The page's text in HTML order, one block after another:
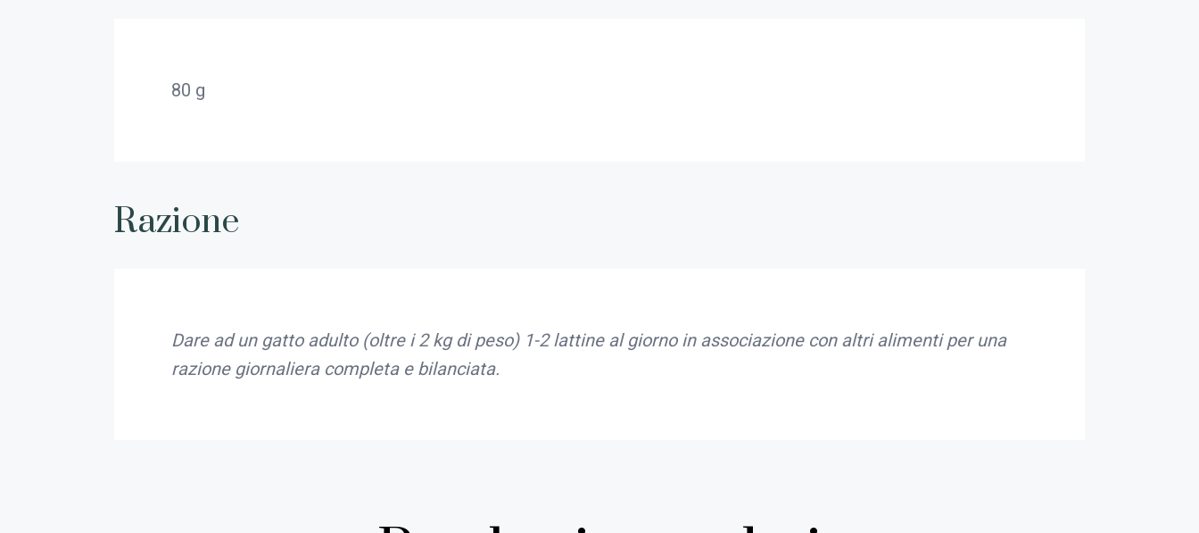
80 g
Razione
Dare ad un gatto adulto (oltre i 2 kg di peso) 1-2 lattine al giorno in associazione con altri alimenti per una
razione giornaliera completa e bilanciata.